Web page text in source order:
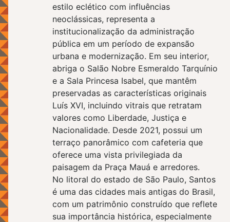
estilo eclético com influências
neoclássicas, representa a
institucionalização da administração
pública em um período de expansão
urbana e modernização. Em seu interior,
abriga o Salão Nobre Esmeraldo Tarquínio
e a Sala Princesa Isabel, que mantêm
preservadas as características originais
Luís XVI, incluindo vitrais que retratam
valores como Liberdade, Justiça e
Nacionalidade. Desde 2021, possui um
terraço panorâmico com cafeteria que
oferece uma vista privilegiada da
paisagem da Praça Mauá e arredores.
No litoral do estado de São Paulo, Santos
é uma das cidades mais antigas do Brasil,
com um patrimônio construído que reflete
sua importância histórica, especialmente